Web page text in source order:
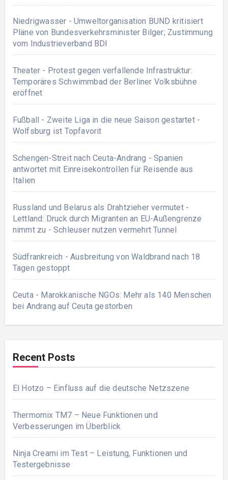
Niedrigwasser - Umweltorganisation BUND kritisiert
Pläne von Bundesverkehrsminister Bilger; Zustimmung
vom Industrieverband BDI
Theater - Protest gegen verfallende Infrastruktur:
Temporäres Schwimmbad der Berliner Volksbühne
eröffnet
Fußball - Zweite Liga in die neue Saison gestartet -
Wolfsburg ist Topfavorit
Schengen-Streit nach Ceuta-Andrang - Spanien
antwortet mit Einreisekontrollen für Reisende aus
Italien
Russland und Belarus als Drahtzieher vermutet -
Lettland: Druck durch Migranten an EU-Außengrenze
nimmt zu - Schleuser nutzen vermehrt Tunnel
Südfrankreich - Ausbreitung von Waldbrand nach 18
Tagen gestoppt
Ceuta - Marokkanische NGOs: Mehr als 140 Menschen
bei Andrang auf Ceuta gestorben
Recent Posts
El Hotzo – Einfluss auf die deutsche Netzszene
Thermomix TM7 – Neue Funktionen und
Verbesserungen im Überblick
Ninja Creami im Test – Leistung, Funktionen und
Testergebnisse